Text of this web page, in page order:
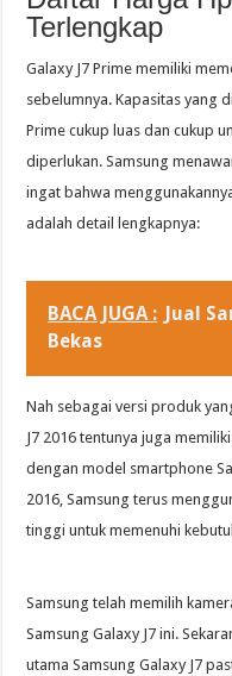
Terlengkap
Galaxy J7 Prime memiliki
sebelumnya. Kapasitas yang
Prime cukup luas dan cukup
diperlukan. Samsung
ingat bahwa
adalah detail lengkapnya:
BACA JUGA : Jual
Bekas
Nah sebagai versi produk
J7 2016 tentunya juga
dengan model smartphone
2016, Samsung terus
tinggi untuk memenuhi
Samsung telah memilih
Samsung Galaxy J7 ini.
utama Samsung Galaxy J7